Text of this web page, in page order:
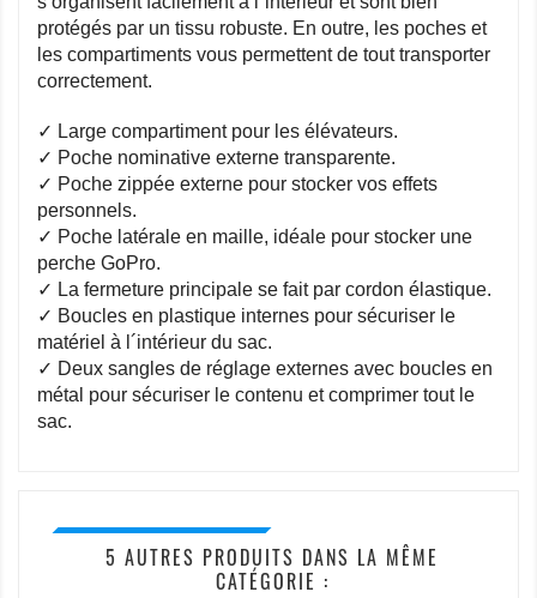
protégés par un tissu robuste. En outre, les poches et
les compartiments vous permettent de tout transporter
correctement.
✓ Large compartiment pour les élévateurs.
✓ Poche nominative externe transparente.
✓ Poche zippée externe pour stocker vos effets
personnels.
✓ Poche latérale en maille, idéale pour stocker une
perche GoPro.
✓ La fermeture principale se fait par cordon élastique.
✓ Boucles en plastique internes pour sécuriser le
matériel à l´intérieur du sac.
✓ Deux sangles de réglage externes avec boucles en
métal pour sécuriser le contenu et comprimer tout le
sac.
5 AUTRES PRODUITS DANS LA MÊME
CATÉGORIE :